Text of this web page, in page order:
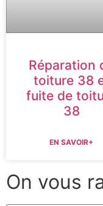
Réparation
toiture 38
fuite de
38
EN SAVOIR+
On vous